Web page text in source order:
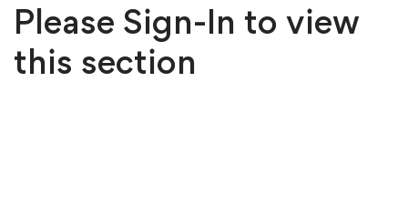
Please Sign-In to view
this section